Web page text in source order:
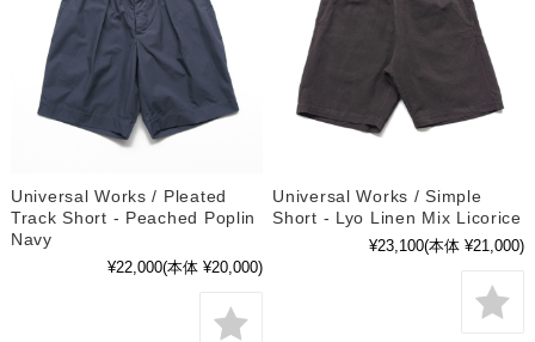
Universal Works / Pleated
Track Short - Peached Poplin
Navy
¥22,000(本体 ¥20,000)
Universal Works / Simple
Short - Lyo Linen Mix Licorice
¥23,100(本体 ¥21,000)